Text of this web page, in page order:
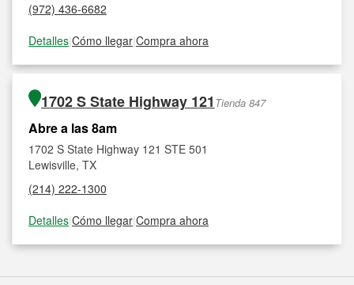
(972) 436-6682
Detalles|Cómo llegar|Compra ahora
1702 S State Highway 121 Tienda 847
Abre a las 8am
1702 S State Highway 121 STE 501
Lewisville, TX
(214) 222-1300
Detalles|Cómo llegar|Compra ahora